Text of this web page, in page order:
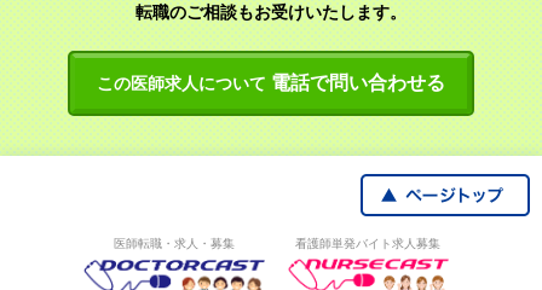
転職のご相談もお受けいたします。
この医師求人について 電話で問い合わせる
医師転職・求人・募集 看護師単発バイト求人募集